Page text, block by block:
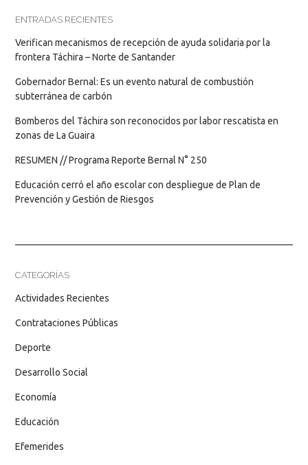
ENTRADAS RECIENTES
Verifican mecanismos de recepción de ayuda solidaria por la
frontera Táchira – Norte de Santander
Gobernador Bernal: Es un evento natural de combustión
subterránea de carbón
Bomberos del Táchira son reconocidos por labor rescatista en
zonas de La Guaira
RESUMEN // Programa Reporte Bernal N° 250
Educación cerró el año escolar con despliegue de Plan de
Prevención y Gestión de Riesgos
CATEGORÍAS
Actividades Recientes
Contrataciones Públicas
Deporte
Desarrollo Social
Economía
Educación
Efemerides